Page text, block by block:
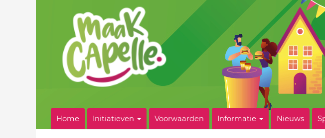
Home Initiatieven Voorwaarden Informatie Nieuws